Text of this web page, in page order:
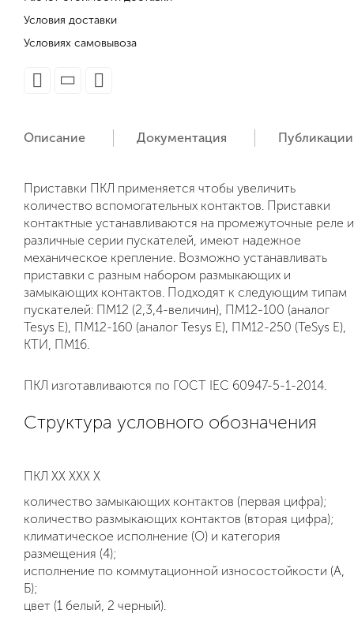
Условия доставки
Условиях самовывоза
Описание Документация Публикации
Приставки ПКЛ применяется чтобы увеличить
количество вспомогательных контактов. Приставки
контактные устанавливаются на промежуточные реле и
различные серии пускателей, имеют надежное
механическое крепление. Возможно устанавливать
приставки с разным набором размыкающих и
замыкающих контактов. Подходят к следующим типам
пускателей: ПМ12 (2,3,4-величин), ПМ12-100 (аналог
Tesys E), ПМ12-160 (аналог Tesys E), ПМ12-250 (TeSys E),
КТИ, ПМ16.
ПКЛ изготавливаются по ГОСТ IEC 60947-5-1-2014.
Структура условного обозначения
ПКЛ ХХ ХХХ Х
количество замыкающих контактов (первая цифра);
количество размыкающих контактов (вторая цифра);
климатическое исполнение (О) и категория
размещения (4);
исполнение по коммутационной износостойкости (А,
Б);
цвет (1 белый, 2 черный).